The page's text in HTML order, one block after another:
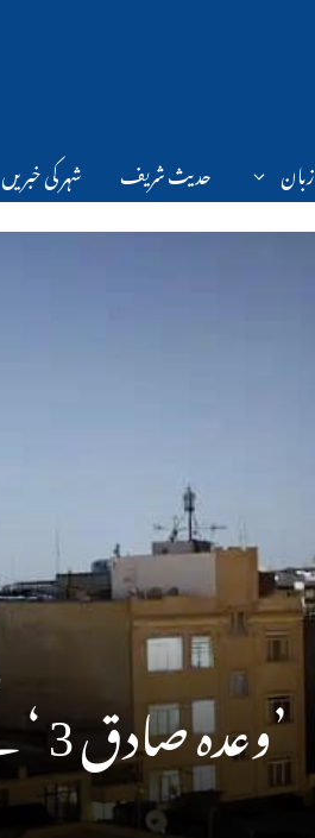
زبان حدیث شریف شہر کی خبریں
’وعدہ صادق 3 ‘ کے نام سے ایران کا اسرائیل پر جوابی حملہ